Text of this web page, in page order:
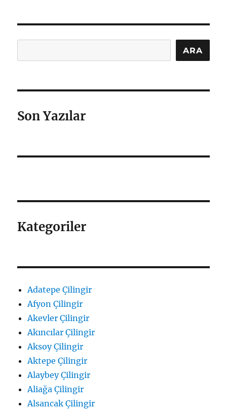
ARA
Son Yazılar
Kategoriler
Adatepe Çilingir
Afyon Çilingir
Akevler Çilingir
Akıncılar Çilingir
Aksoy Çilingir
Aktepe Çilingir
Alaybey Çilingir
Aliağa Çilingir
Alsancak Çilingir